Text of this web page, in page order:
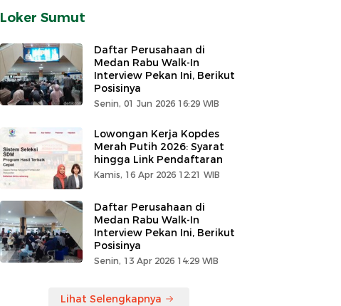
Loker Sumut
Daftar Perusahaan di
Medan Rabu Walk-In
Interview Pekan Ini, Berikut
Posisinya
Senin, 01 Jun 2026 16:29 WIB
Lowongan Kerja Kopdes
Merah Putih 2026: Syarat
hingga Link Pendaftaran
Kamis, 16 Apr 2026 12:21 WIB
Daftar Perusahaan di
Medan Rabu Walk-In
Interview Pekan Ini, Berikut
Posisinya
Senin, 13 Apr 2026 14:29 WIB
Lihat Selengkapnya